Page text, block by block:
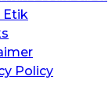
Etik
Policy